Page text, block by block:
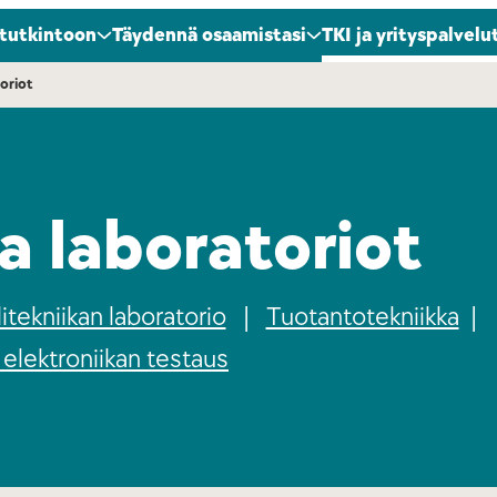
Täydennä osaamistasi TKI ja
laboratoriot
laboratorio| Tuotantotekniikka |
elektroniikan testaus